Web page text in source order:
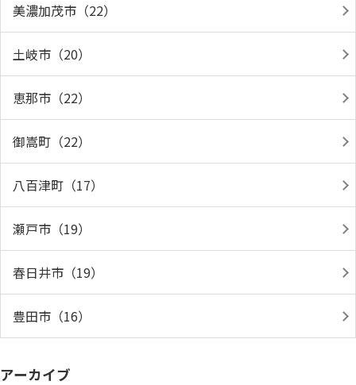
美濃加茂市（22）
土岐市（20）
恵那市（22）
御嵩町（22）
八百津町（17）
瀬戸市（19）
春日井市（19）
豊田市（16）
アーカイブ